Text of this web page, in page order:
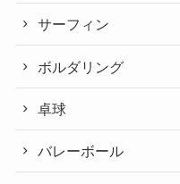
サーフィン
ボルダリング
卓球
バレーボール